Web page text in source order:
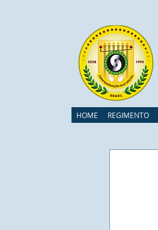
HOME REGIMENTO